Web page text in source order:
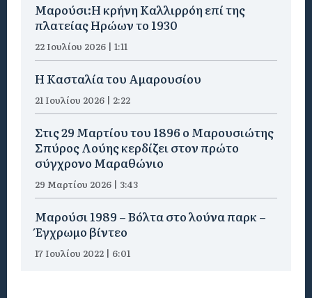
Μαρούσι:Η κρήνη Καλλιρρόη επί της
πλατείας Ηρώων το 1930
22 Ιουλίου 2026 | 1:11
Η Κασταλία του Αμαρουσίου
21 Ιουλίου 2026 | 2:22
Στις 29 Μαρτίου του 1896 ο Μαρουσιώτης
Σπύρος Λούης κερδίζει στον πρώτο
σύγχρονο Μαραθώνιο
29 Μαρτίου 2026 | 3:43
Μαρούσι 1989 – Βόλτα στο λούνα παρκ –
Έγχρωμο βίντεο
17 Ιουλίου 2022 | 6:01